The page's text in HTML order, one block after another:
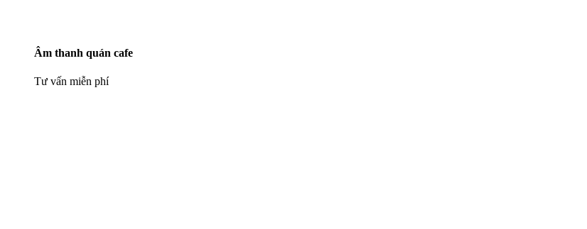
Âm thanh quán cafe
Tư vấn miễn phí